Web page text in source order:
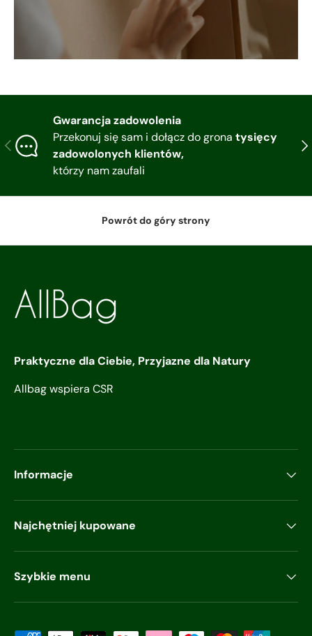
Poprzedni
Gwarancja zadowolenia
Przekonuj się sam i dołącz do grona tysięcy
zadowolonych klientów,
którzy nam zaufali
Powrót do góry strony
Praktyczne dla Ciebie, Przyjazne dla Natury
Allbag wspiera CSR
Informacje
Najchętniej kupowane
Szybkie menu